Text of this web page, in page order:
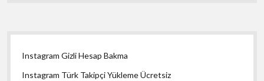
Yan
Menü
Instagram Gizli Hesap Bakma
Instagram Türk Takipçi Yükleme Ücretsiz